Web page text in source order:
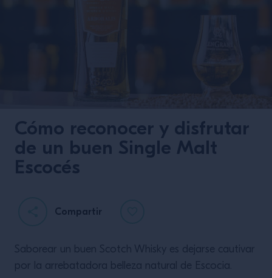
Coctelería identitaria
Cómo reconocer y disfrutar
de un buen Single Malt
Escocés
Compartir
Saborear un buen Scotch Whisky es dejarse cautivar
por la arrebatadora belleza natural de Escocia.